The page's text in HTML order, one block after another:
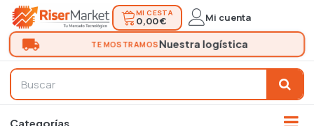
MI CESTA
0,00 € Mi cuenta